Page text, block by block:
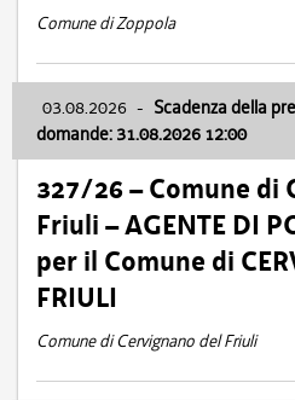
Comune di Zoppola
03.08.2026 - Scadenza della
domande: 31.08.2026 12:00
327/26 – Comune di
Friuli – AGENTE DI
per il Comune di
FRIULI
Comune di Cervignano del Friuli